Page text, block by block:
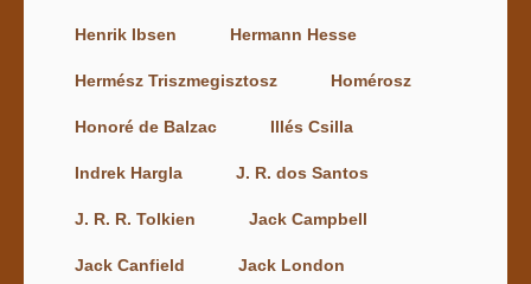
Henrik Ibsen Hermann Hesse
Hermész Triszmegisztosz Homérosz
Honoré de Balzac Illés Csilla
Indrek Hargla J. R. dos Santos
J. R. R. Tolkien Jack Campbell
Jack Canfield Jack London